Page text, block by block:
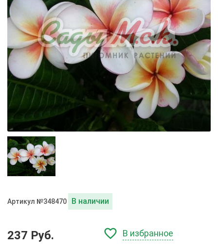
Артикул №348470 В наличии
237 Руб. В избранное